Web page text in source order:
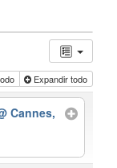
Expandir todo
Cannes,